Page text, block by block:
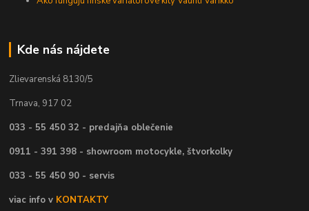
Kde nás nájdete
Zlievarenská 8130/5
Trnava, 917 02
033 - 55 450 32 - predajňa oblečenie
0911 - 391 398 - showroom motocykle, štvorkolky
033 - 55 450 90 - servis
viac info v KONTAKTY